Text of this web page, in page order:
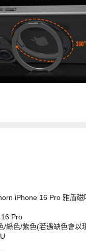
iPhone 16 Pro 雅盾
Pro
/綠色/紫色(若遇缺色會以